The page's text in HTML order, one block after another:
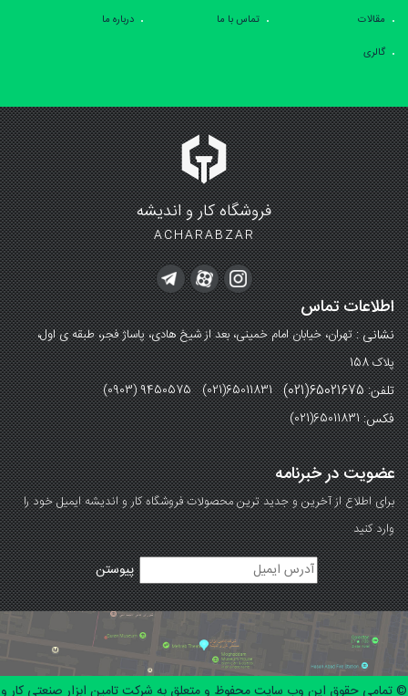
مقالات
تماس با ما
درباره ما
گالری
فروشگاه کار و اندیشه
ACHARABZAR
اطلاعات تماس
نشانی :تهران، خیابان امام خمینی، بعد از شیخ هادی، پاساژ فجر، طبقه ی اول،
پلاک 158
تلفن: 65021675(021) (0903) 9450575 (021)65011831
فکس:(021)65011831
عضویت در خبرنامه
برای اطلاع از آخرین و جدید ترین محصولات فروشگاه کار و اندیشه ایمیل خود را
وارد کنید
© تمامی حقوق این وب سایت محفوظ و متعلق به شرکت تامین ابزار صنعتی کار و